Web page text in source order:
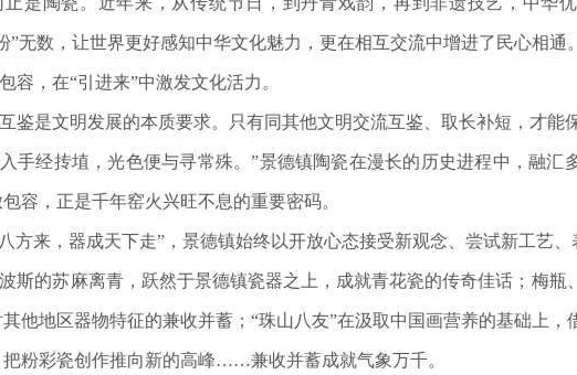
”无数，让世界更好感知中华文化魅力，更在相互交流中增进了民心相通。
，在“引进来”中激发文化活力。
是文明发展的本质要求。只有同其他文明交流互鉴、取长补短，才能保
手经抟埴，光色便与寻常殊。”景德镇陶瓷在漫长的历史进程中，融汇
容，正是千年窑火兴旺不息的重要密码。
方来，器成天下走”，景德镇始终以开放心态接受新观念、尝试新工艺、
的苏麻离青，跃然于景德镇瓷器之上，成就青花瓷的传奇佳话；梅瓶
他地区器物特征的兼收并蓄；“珠山八友”在汲取中国画营养的基础上，
粉彩瓷创作推向新的高峰……兼收并蓄成就气象万千。